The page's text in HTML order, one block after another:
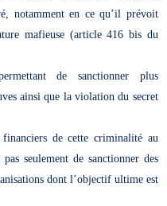
notamment en ce qu’il prévoit
mafieuse (article 416 bis du
de sanctionner plus
ainsi que la violation du secret
de cette criminalité au
seulement de sanctionner des
dont l’objectif ultime est